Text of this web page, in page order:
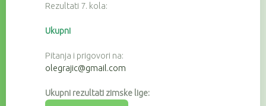
Rezultati 7. kola:
Ukupni
Pitanja i prigovori na:
olegrajic@gmail.com
Ukupni rezultati zimske lige: